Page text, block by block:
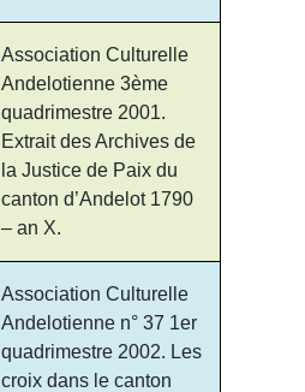
Association Culturelle
Andelotienne 3ème
quadrimestre 2001.
Extrait des Archives de
la Justice de Paix du
canton d’Andelot 1790
– an X.
Association Culturelle
Andelotienne n° 37 1er
quadrimestre 2002. Les
croix dans le canton